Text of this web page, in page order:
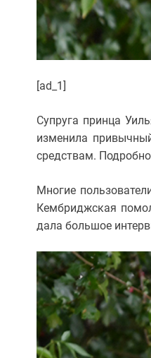
[ad_1]
Супруга принца
изменила
средствам.
Многие
Кембриджская
дала большое